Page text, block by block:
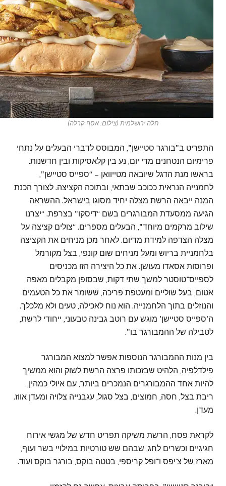
חלה ירושלמית (צילום: אסף קרלה)
התפריט ב"בורגר סטיישן", המבוסס לדברי הבעלים על נתחי
פרימיום הנטחנים מדי יום, נע בין קלאסיקות ובין חדשנות.
בראשו מנת הדגל שיובאה מטייוואן – “ספייס סטיישן",
לחמנייה הנראית ככוכב שבתאי, ובתוכה הקציצה. לצורך הכנת
המנה ייבאה הרשת מצלה יחיד מסוגו בישראל. ההשראה
הגיעה ממסעדת המבורגרים בשם “דיסקו" בצרפת. “יצרנו
שילוב מרקמים מיוחד", הבעלים מספרים. “צולים קציצה על
מצלה הצדפה למידת מדיום. לאחר מכן מניחים את הקציצה
בלחמניית בריוש ומעל מניחים שום קונפי, בצל מקורמל
ופרוסות אסאדו מעושן. את כל היצירה הזו מכניסים
לספייס־טוסטר למשך שתי דקות, שבסופן מקבלים מאפה
אטום, בעל שוליים ומעטפת פריכה, ששומר את כל הטעמים
והנוזלים בתוך הלחמנייה. הוא נוח לאכילה, טעים ולא מלכלך.
ה'ספייס סטיישן' מוגש עם רוטב גבינה טבעוני, ייחודי לרשת,
לטבילה של ההמבורגר בו".
בין מנות ההמבורגר הנוספות אפשר למצוא המבורגר
פילדלפיה, הלהיט שבזכותו פרצה הרשת לשוק והוא ממשיך
להיות אחד ההמבורגרים הנמכרים ביותר, עם איולי כמהין,
ריבת בצל, חסה, חמוצים, בצל סגול, עגבנייה צלויה ומעדן אווז.
מעדן.
לקראת פסח, הרשת משיקה תפריט חדש של מגשי אירוח
חגיגיים וכשרים לחג, שבהם שש טורטיות במילויי בשר ועוף,
מארז של צ’יפס ו־ופל קריספי, בטטה בוקס, בורגר בוקס ועוד.